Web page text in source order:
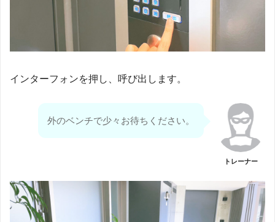
インターフォンを押し、呼び出します。
外のベンチで少々お待ちください。
トレーナー